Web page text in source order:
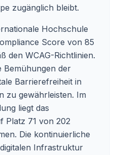
zugänglich bleibt.
Hochschule
Score von 85
den WCAG-Richtlinien.
Bemühungen der
Barrierefreiheit in
zu gewährleisten. Im
liegt das
Platz 71 von 202
Die kontinuierliche
Infrastruktur